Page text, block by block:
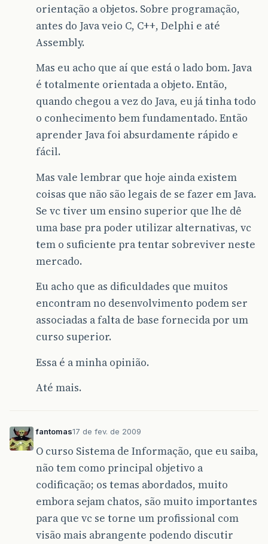
orientação a objetos. Sobre programação,
antes do Java veio C, C++, Delphi e até
Assembly.
Mas eu acho que aí que está o lado bom. Java
é totalmente orientada a objeto. Então,
quando chegou a vez do Java, eu já tinha todo
o conhecimento bem fundamentado. Então
aprender Java foi absurdamente rápido e
fácil.
Mas vale lembrar que hoje ainda existem
coisas que não são legais de se fazer em Java.
Se vc tiver um ensino superior que lhe dê
uma base pra poder utilizar alternativas, vc
tem o suficiente pra tentar sobreviver neste
mercado.
Eu acho que as dificuldades que muitos
encontram no desenvolvimento podem ser
associadas a falta de base fornecida por um
curso superior.
Essa é a minha opinião.
Até mais.
fantomas17 de fev. de 2009
O curso Sistema de Informação, que eu saiba,
não tem como principal objetivo a
codificação; os temas abordados, muito
embora sejam chatos, são muito importantes
para que vc se torne um profissional com
visão mais abrangente podendo discutir